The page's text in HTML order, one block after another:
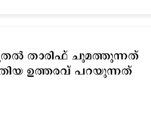
താരിഫ് ചുമത്തുന്നത്
ഉത്തരവ് പറയുന്നത്